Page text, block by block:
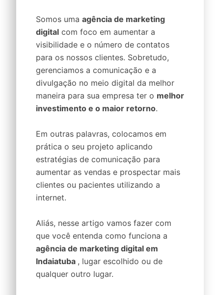
Somos uma agência de marketing
digital com foco em aumentar a
visibilidade e o número de contatos
para os nossos clientes. Sobretudo,
gerenciamos a comunicação e a
divulgação no meio digital da melhor
maneira para sua empresa ter o melhor
investimento e o maior retorno.
Em outras palavras, colocamos em
prática o seu projeto aplicando
estratégias de comunicação para
aumentar as vendas e prospectar mais
clientes ou pacientes utilizando a
internet.
Aliás, nesse artigo vamos fazer com
que você entenda como funciona a
agência de marketing digital em
Indaiatuba , lugar escolhido ou de
qualquer outro lugar.